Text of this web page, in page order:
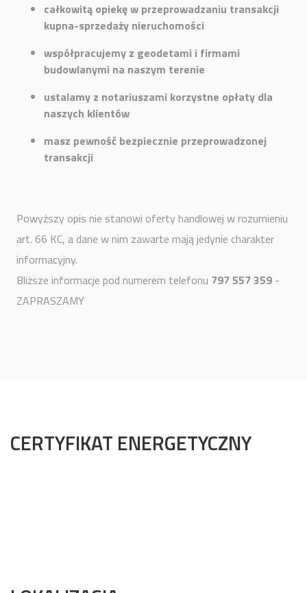
całkowitą opiekę w przeprowadzaniu transakcji
kupna-sprzedaży nieruchomości
współpracujemy z geodetami i firmami
budowlanymi na naszym terenie
ustalamy z notariuszami korzystne opłaty dla
naszych klientów
masz pewność bezpiecznie przeprowadzonej
transakcji
Powyższy opis nie stanowi oferty handlowej w rozumieniu
art. 66 KC, a dane w nim zawarte mają jedynie charakter
informacyjny.
Bliższe informacje pod numerem telefonu 797 557 359 -
ZAPRASZAMY
CERTYFIKAT ENERGETYCZNY